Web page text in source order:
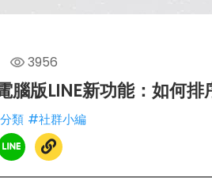
3956
腦版LINE新功能：如何
類 #社群小編